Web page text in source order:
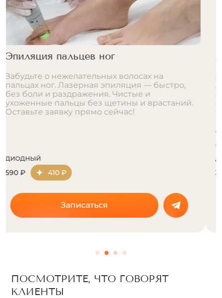
Лазерная эпиляция бедер
Забудьте о бритве и воске для зоны бедер.
Лазерная эпиляция — быстро, комфортно и
надолго. Идеально для шорт, юбок и
купальников. Запишитесь на процедуру
прямо сейчас.
ДИОДНЫЙ
3290 ₽ 2300 ₽
Записаться
ПОСМОТРИТЕ, ЧТО ГОВОРЯТ
КЛИЕНТЫ